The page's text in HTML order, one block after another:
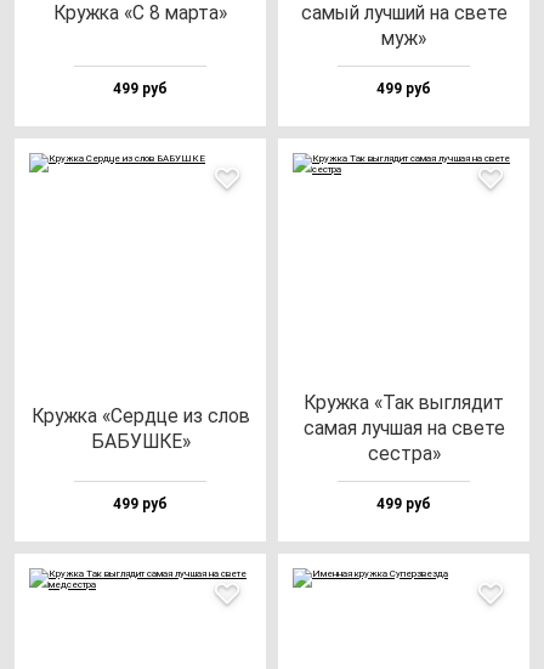
Круж­ка «С 8 мар­та»
499 руб
са­мый луч­ший на све­те
муж»
499 руб
Круж­ка «Сер­дце из слов
БАБУШКЕ»
499 руб
Круж­ка «Так выг­ля­дит
са­мая луч­шая на све­те
сес­тра»
499 руб